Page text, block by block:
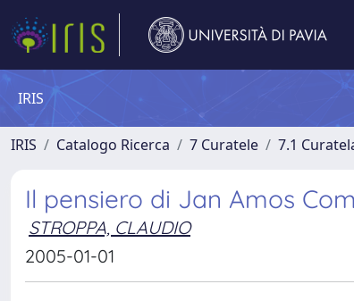
IRIS
IRIS Catalogo Ricerca 7 Curatele 7.1
Il pensiero di Jan Amos
STROPPA, CLAUDIO
2005-01-01